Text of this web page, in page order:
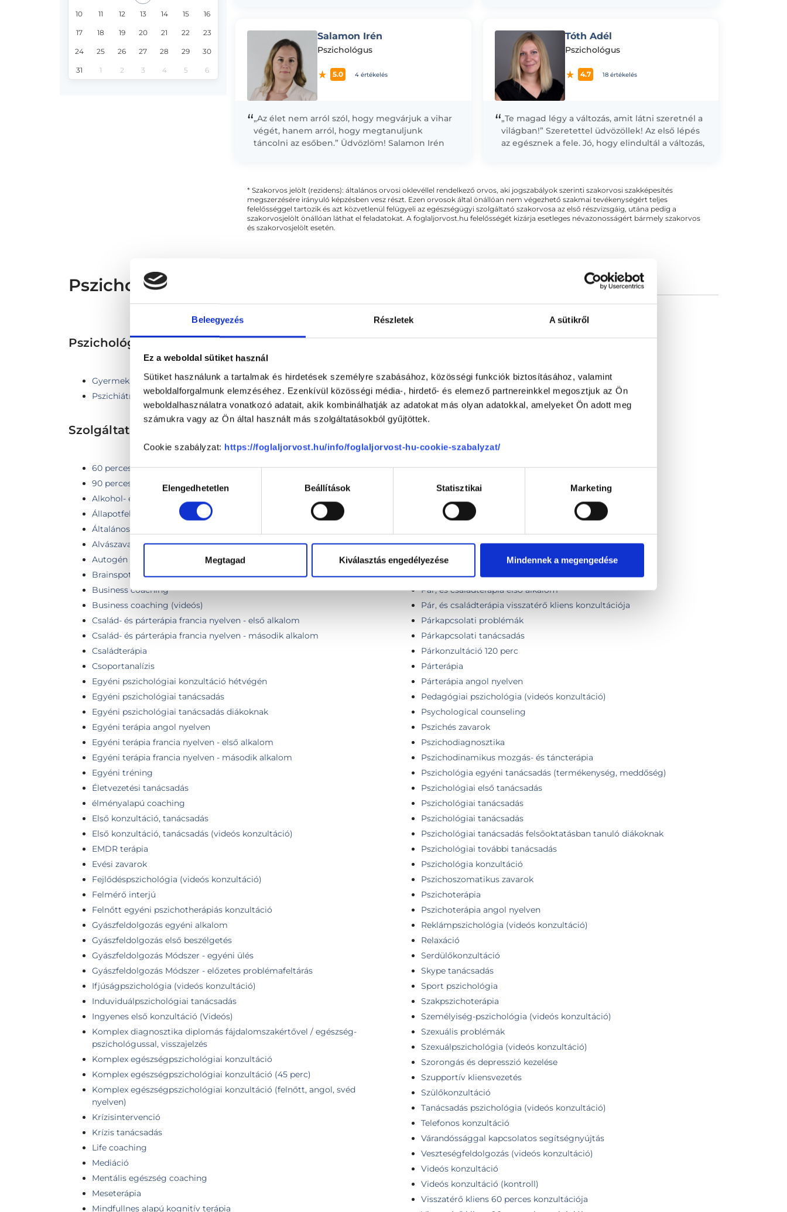
Beleegyezés Részletek A sütikről
Ez a weboldal sütiket használ
Sütiket használunk a tartalmak és hirdetések személyre szabásához, közösségi funkciók biztosításához, valamint
weboldalforgalmunk elemzéséhez. Ezenkívül közösségi média-, hirdető- és elemező partnereinkkel megosztjuk az Ön
weboldalhasználatra vonatkozó adatait, akik kombinálhatják az adatokat más olyan adatokkal, amelyeket Ön adott meg
számukra vagy az Ön által használt más szolgáltatásokból gyűjtöttek.
Cookie szabályzat: https://foglaljorvost.hu/info/foglaljorvost-hu-cookie-szabalyzat/
Hozzájárulás
kiválasztásaElengedhetetlen Beállítások Statisztikai Marketing
Megtagad Kiválasztás engedélyezése Mindennek a megengedése
10 11 12 13 14 15 16
17 18 19 20 21 22 23
24 25 26 27 28 29 30
31 1 2 3 4 5 6
megismerésére és...
Salamon Irén
Pszichológus
5.0 4 értékelés
“„Az élet nem arról szól, hogy megvárjuk a vihar
végét, hanem arról, hogy megtanuljunk
táncolni az esőben.” Üdvözlöm! Salamon Irén
Tóth Adél
Pszichológus
4.7 18 értékelés
“„Te magad légy a változás, amit látni szeretnél a
világban!” Szeretettel üdvözöllek! Az első lépés
az egésznek a fele. Jó, hogy elindultál a változás,
* Szakorvos jelölt (rezidens): általános orvosi oklevéllel rendelkező orvos, aki jogszabályok szerinti szakorvosi szakképesítés
megszerzésére irányuló képzésben vesz részt. Ezen orvosok által önállóan nem végezhető szakmai tevékenységért teljes
felelősséggel tartozik és azt közvetlenül felügyeli az egészségügyi szolgáltató szakorvosa az első részvizsgáig, utána pedig a
szakorvosjelölt önállóan láthat el feladatokat. A foglaljorvost.hu felelősségét kizárja esetleges névazonosságért bármely szakorvos
és szakorvosjelölt esetén.
Pszichológus Budapest, VIII. kerület - Pszichológia
Pszichológia TERÜLETHEZ KAPCSOLÓDÓ SZAKTERÜLETEK
Gyermekpszichológia
Pszichiátria
Szolgáltatások
60 perces konzultáció
90 perces konzultáció
Alkohol- és/vagy nikotinfüggőség
Állapotfelmérő konzultáció
Általános pszichológia (videós konzultáció)
Alvászavarok
Autogén tréning
Brainspotting
Business coaching
Business coaching (videós)
Család- és párterápia francia nyelven - első alkalom
Család- és párterápia francia nyelven - második alkalom
Családterápia
Csoportanalízis
Egyéni pszichológiai konzultáció hétvégén
Egyéni pszichológiai tanácsadás
Egyéni pszichológiai tanácsadás diákoknak
Egyéni terápia angol nyelven
Egyéni terápia francia nyelven - első alkalom
Egyéni terápia francia nyelven - második alkalom
Egyéni tréning
Életvezetési tanácsadás
élményalapú coaching
Első konzultáció, tanácsadás
Első konzultáció, tanácsadás (videós konzultáció)
EMDR terápia
Evési zavarok
Fejlődéspszichológia (videós konzultáció)
Felmérő interjú
Felnőtt egyéni pszichotherápiás konzultáció
Gyászfeldolgozás egyéni alkalom
Gyászfeldolgozás első beszélgetés
Gyászfeldolgozás Módszer - egyéni ülés
Gyászfeldolgozás Módszer - előzetes problémafeltárás
Ifjúságpszichológia (videós konzultáció)
Induviduálpszichológiai tanácsadás
Ingyenes első konzultáció (Videós)
Komplex diagnosztika diplomás fájdalomszakértővel / egészség-
pszichológussal, visszajelzés
Komplex egészségpszichológiai konzultáció
Komplex egészségpszichológiai konzultáció (45 perc)
Komplex egészségpszichológiai konzultáció (felnőtt, angol, svéd
nyelven)
Krízisintervenció
Krízis tanácsadás
Life coaching
Mediáció
Mentális egészség coaching
Meseterápia
Mindfullnes alapú kognitív terápia
Neuro-Lingvisztikus Programozás (NLP)
Neuropszichológia
NLP tréning
Online családterápia
Online párkapcsolati tanácsadás
Online serdülőkonzultáció
Pár, és családterápia első alkalom
Pár, és családterápia visszatérő kliens konzultációja
Párkapcsolati problémák
Párkapcsolati tanácsadás
Párkonzultáció 120 perc
Párterápia
Párterápia angol nyelven
Pedagógiai pszichológia (videós konzultáció)
Psychological counseling
Pszichés zavarok
Pszichodiagnosztika
Pszichodinamikus mozgás- és táncterápia
Pszichológia egyéni tanácsadás (termékenység, meddőség)
Pszichológiai első tanácsadás
Pszichológiai tanácsadás
Pszichológiai tanácsadás
Pszichológiai tanácsadás felsőoktatásban tanuló diákoknak
Pszichológiai további tanácsadás
Pszichológia konzultáció
Pszichoszomatikus zavarok
Pszichoterápia
Pszichoterápia angol nyelven
Reklámpszichológia (videós konzultáció)
Relaxáció
Serdülőkonzultáció
Skype tanácsadás
Sport pszichológia
Szakpszichoterápia
Személyiség-pszichológia (videós konzultáció)
Szexuális problémák
Szexuálpszichológia (videós konzultáció)
Szorongás és depresszió kezelése
Szupportív kliensvezetés
Szülőkonzultáció
Tanácsadás pszichológia (videós konzultáció)
Telefonos konzultáció
Várandóssággal kapcsolatos segítségnyújtás
Veszteségfeldolgozás (videós konzultáció)
Videós konzultáció
Videós konzultáció (kontroll)
Visszatérő kliens 60 perces konzultációja